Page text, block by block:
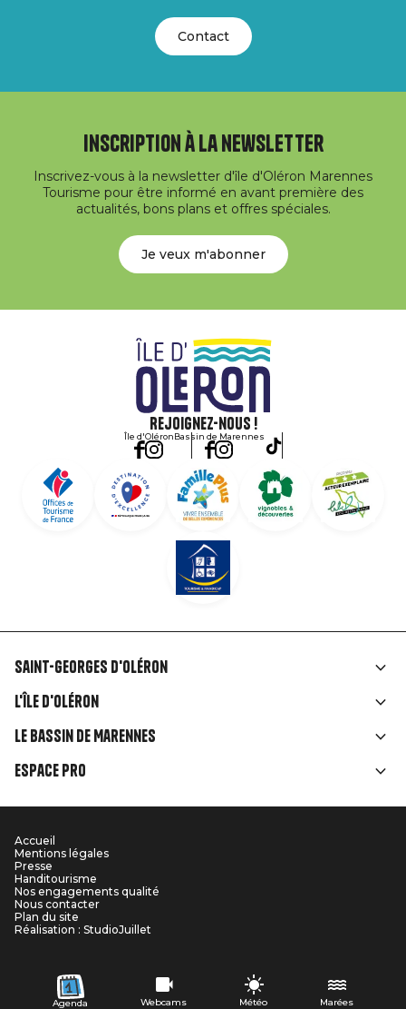
Agenda Webcams Météo Marées
Contact
Inscription à la newsletter
Inscrivez-vous à la newsletter d'île d'Oléron Marennes
Tourisme pour être informé en avant première des
actualités, bons plans et offres spéciales.
Je veux m'abonner
Rejoignez-nous !
Île d'OléronBassin de Marennes
Liens
rubriques
Saint-Georges d'Oléron
L'île d'Oléron
Le Bassin de Marennes
Espace Pro
Menu
Pied
de
Accueil
Mentions légales
Presse
Handitourisme
Nos engagements qualité
Nous contacter
Plan du site
Réalisation : StudioJuillet